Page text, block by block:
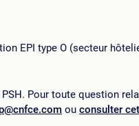
EPI type O (secteur
Pour toute question
ou consulter